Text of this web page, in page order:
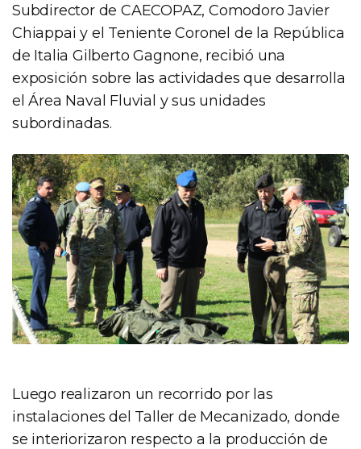
Subdirector de CAECOPAZ, Comodoro Javier
Chiappai y el Teniente Coronel de la República
de Italia Gilberto Gagnone, recibió una
exposición sobre las actividades que desarrolla
el Área Naval Fluvial y sus unidades
subordinadas.
Luego realizaron un recorrido por las
instalaciones del Taller de Mecanizado, donde
se interiorizaron respecto a la producción de